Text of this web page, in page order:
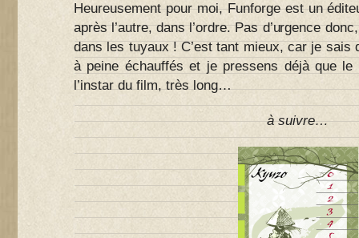
Heureusement pour moi, Funforge est un
après l’autre, dans l’ordre. Pas d’urgence
dans les tuyaux ! C’est tant mieux, car je sais
à peine échauffés et je pressens déjà que le
l’instar du film, très long…
à suivre…